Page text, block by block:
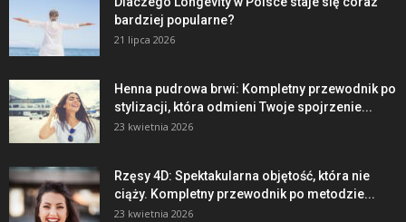
bardziej popularne?
21 lipca 2026
Henna pudrowa brwi: Kompletny przewodnik po
stylizacji, która odmieni Twoje spojrzenie...
23 kwietnia 2026
Rzęsy 4D: Spektakularna objętość, która nie
ciąży. Kompletny przewodnik po metodzie...
23 kwietnia 2026